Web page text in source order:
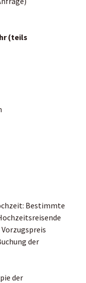
(teils
Bestimmte
der
der